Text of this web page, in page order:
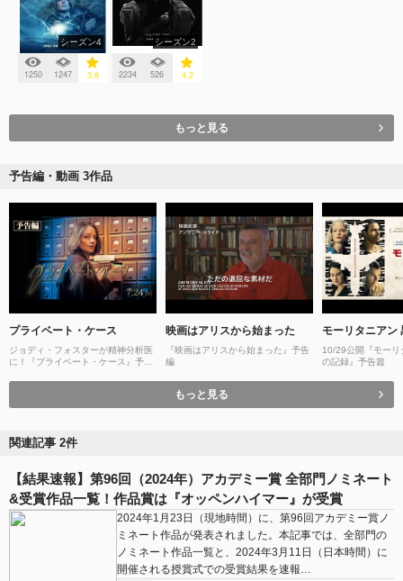
シーズン4
1250 1247 3.8
シーズン2
2234 526 4.2
もっと見る
予告編・動画 3作品
プライベート・ケース
ジョディ・フォスターが精神分析医
に！『プライベート・ケース』予告
映画はアリスから始まった
『映画はアリスから始まった』予告
編
モーリタニアン
10/29公開『モーリ
の記録』予告篇
もっと見る
関連記事 2件
【結果速報】第96回（2024年）アカデミー賞 全部門ノミネート
&受賞作品一覧！作品賞は『オッペンハイマー』が受賞
2024年1月23日（現地時間）に、第96回アカデミー賞ノ
ミネート作品が発表されました。本記事では、全部門の
ノミネート作品一覧と、2024年3月11日（日本時間）に
開催される授賞式での受賞結果を速報…